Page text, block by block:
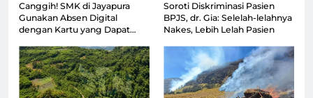
Canggih! SMK di Jayapura
Gunakan Absen Digital
dengan Kartu yang Dapat
Soroti Diskriminasi Pasien
BPJS, dr. Gia: Selelah-lelahnya
Nakes, Lebih Lelah Pasien